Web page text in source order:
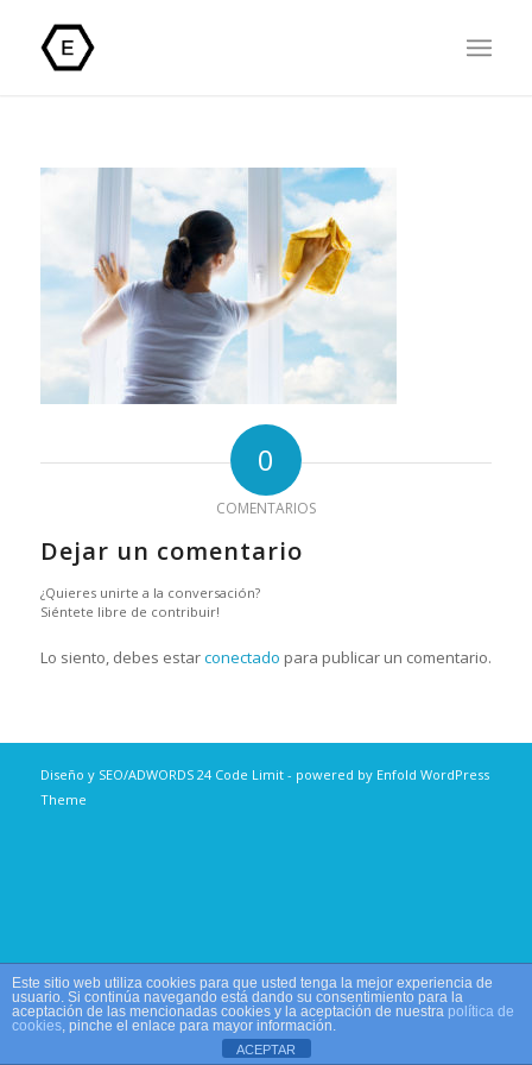
0
COMENTARIOS
Dejar un comentario
¿Quieres unirte a la conversación?
Siéntete libre de contribuir!
Lo siento, debes estarconectado para publicar un comentario.
Diseño y SEO/ADWORDS24 Code Limit- powered by Enfold WordPress
Theme
Este sitio web utiliza cookies para que usted tenga la mejor experiencia de
usuario. Si continúa navegando está dando su consentimiento para la
aceptación de las mencionadas cookies y la aceptación de nuestra política de
cookies, pinche el enlace para mayor información.
ACEPTAR